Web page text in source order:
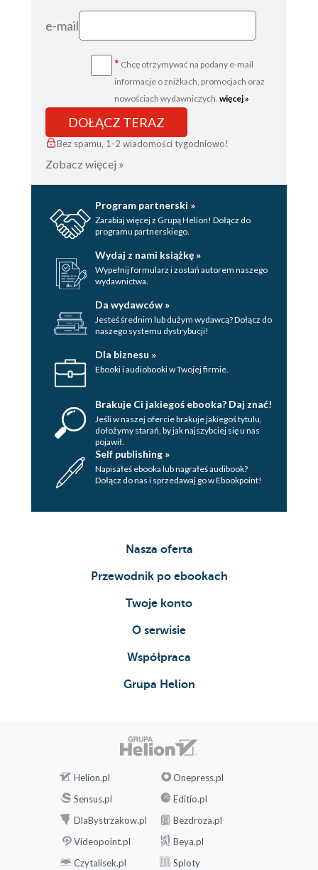
e-mail
* Chcę otrzymywać na podany e-mail
informacje o zniżkach, promocjach oraz
nowościach wydawniczych. więcej »
DOŁĄCZ TERAZ
Bez spamu, 1-2 wiadomości tygodniowo!
Zobacz więcej »
Program partnerski »
Zarabiaj więcej z Grupą Helion! Dołącz do
programu partnerskiego.
Wydaj z nami książkę »
Wypełnij formularz i zostań autorem naszego
wydawnictwa.
Da wydawców »
Jesteś średnim lub dużym wydawcą? Dołącz do
naszego systemu dystrybucji!
Dla biznesu »
Ebooki i audiobooki w Twojej firmie.
Brakuje Ci jakiegoś ebooka? Daj znać!
Jeśli w naszej ofercie brakuje jakiegoś tytulu,
dołożymy starań, by jak najszybciej się u nas
pojawił.
Self publishing »
Napisałeś ebooka lub nagrałeś audibook?
Dołącz do nas i sprzedawaj go w Ebookpoint!
Nasza oferta
Przewodnik po ebookach
Twoje konto
O serwisie
Współpraca
Grupa Helion
Helion.pl
Onepress.pl
Sensus.pl
Editio.pl
DlaBystrzakow.pl
Bezdroza.pl
Videopoint.pl
Beya.pl
Czytalisek.pl
Sploty